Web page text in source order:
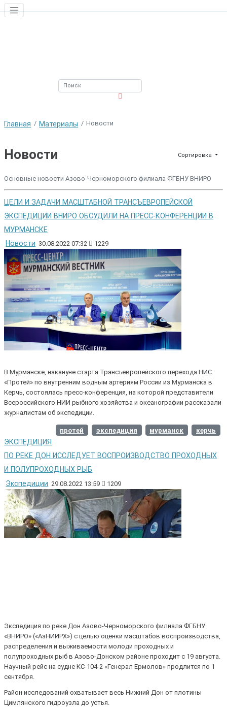
Главная Материалы Новости
Новости Сортировка
Основные новости Азово-Черноморского филиала ФГБНУ ВНИРО
ЦЕЛИ И ЗАДАЧИ МАСШТАБНОЙ ТРАНСЪЕВРОПЕЙСКОЙ
ЭКСПЕДИЦИИ ВНИРО ОБСУДИЛИ НА ПРЕСС-КОНФЕРЕНЦИИ В
МУРМАНСКЕ
Новости 30.08.2022 07:32 1229
В Мурманске, накануне старта Трансъевропейского перехода НИС
«Протей» по внутренним водным артериям России из Мурманска в
Керчь, состоялась пресс-конференция, на которой представители
Всероссийского НИИ рыбного хозяйства и океанографии рассказали
журналистам об экспедиции.
протей экспедиция мурманск керчь
ЭКСПЕДИЦИЯ
ПО РЕКЕ ДОН ИССЛЕДУЕТ ВОСПРОИЗВОДСТВО ПРОХОДНЫХ
И ПОЛУПРОХОДНЫХ РЫБ
Экспедиции 29.08.2022 13:59 1209
Экспедиция по реке Дон Азово-Черноморского филиала ФГБНУ
«ВНИРО» («АзНИИРХ») с целью оценки масштабов воспроизводства,
распределения и выживаемости молоди проходных и
полупроходных рыб в Азово-Донском районе проходит с 19 августа.
Научный рейс на судне КС-104-2 «Генерал Ермолов» продлится по 1
сентября.
Район исследований охватывает весь Нижний Дон от плотины
Цимлянского гидроузла до устья.